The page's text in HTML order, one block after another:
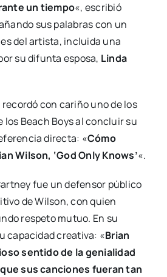
un tiempo«, escribió
sus palabras con un
del artista, incluida una
su difunta esposa, Linda
con cariño uno de los
los Beach Boys al concluir su
directa: «Cómo
Wilson, ‘God Only Knows’«.
fue un defensor público
de Wilson, con quien
respeto mutuo. En su
capacidad creativa: «Brian
sentido de la genialidad
sus canciones fueran tan